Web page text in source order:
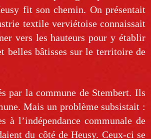
fit son chemin. On présentait
textile verviétoise connaissait
vers les hauteurs pour y établir
belles bâtisses sur le territoire de
par la commune de Stembert. Ils
Mais un problème subsistait :
à l’indépendance communale de
du côté de Heusy. Ceux-ci se